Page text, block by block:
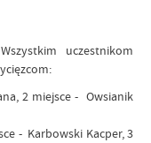
uczestnikom
2 miejsce - Owsianik
- Karbowski Kacper, 3